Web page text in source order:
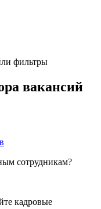
фильтры
вакансий
сотрудникам?
кадровые